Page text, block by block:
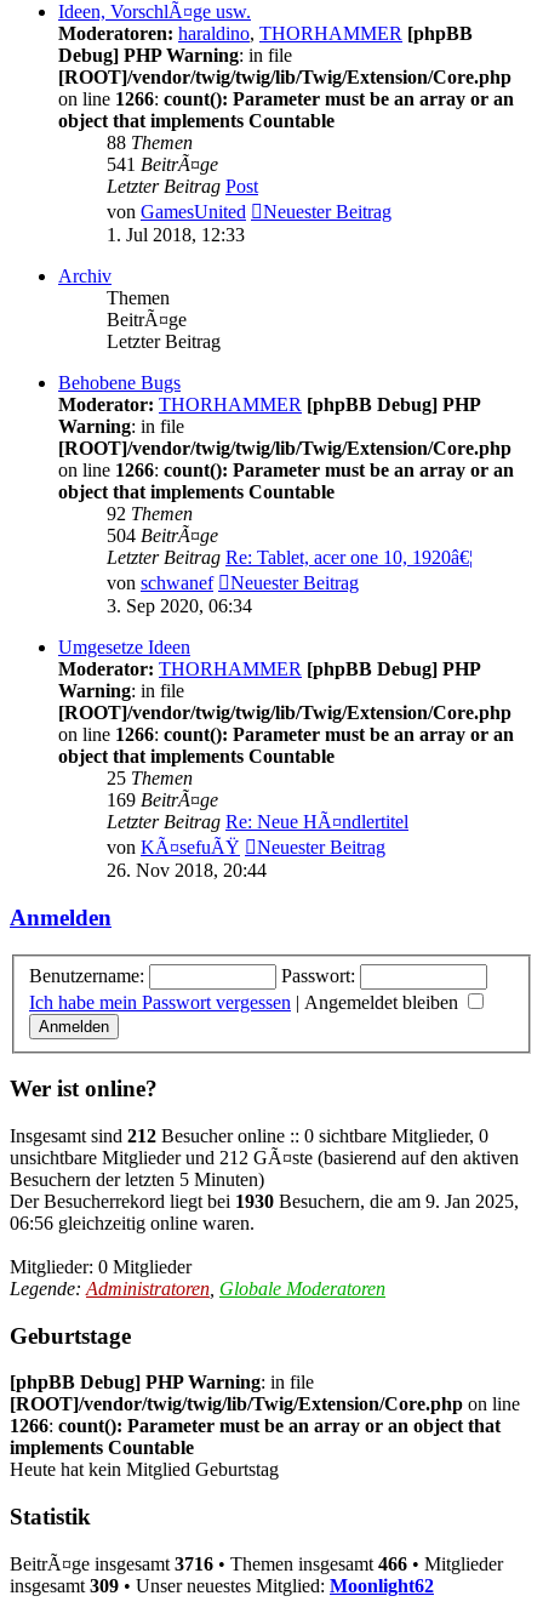
Ideen, VorschlÃ¤ge usw.
Moderatoren: haraldino, THORHAMMER [phpBB
Debug] PHP Warning: in file
[ROOT]/vendor/twig/twig/lib/Twig/Extension/Core.php
on line 1266: count(): Parameter must be an array or an
object that implements Countable
88 Themen
541 BeitrÃ¤ge
Letzter Beitrag Post
von GamesUnited
Neuester Beitrag
1. Jul 2018, 12:33
Archiv
Themen
BeitrÃ¤ge
Letzter Beitrag
Behobene Bugs
Moderator: THORHAMMER [phpBB Debug] PHP
Warning: in file
[ROOT]/vendor/twig/twig/lib/Twig/Extension/Core.php
on line 1266: count(): Parameter must be an array or an
object that implements Countable
92 Themen
504 BeitrÃ¤ge
Letzter Beitrag Re: Tablet, acer one 10, 1920â€¦
von schwanef
Neuester Beitrag
3. Sep 2020, 06:34
Umgesetze Ideen
Moderator: THORHAMMER [phpBB Debug] PHP
Warning: in file
[ROOT]/vendor/twig/twig/lib/Twig/Extension/Core.php
on line 1266: count(): Parameter must be an array or an
object that implements Countable
25 Themen
169 BeitrÃ¤ge
Letzter Beitrag Re: Neue HÃ¤ndlertitel
von KÃ¤sefuÃŸ
Neuester Beitrag
26. Nov 2018, 20:44
Anmelden
Benutzername:
Passwort:
Ich habe mein Passwort vergessen | Angemeldet bleiben
Wer ist online?
Insgesamt sind 212 Besucher online :: 0 sichtbare Mitglieder, 0
unsichtbare Mitglieder und 212 GÃ¤ste (basierend auf den aktiven
Besuchern der letzten 5 Minuten)
Der Besucherrekord liegt bei 1930 Besuchern, die am 9. Jan 2025,
06:56 gleichzeitig online waren.
Mitglieder: 0 Mitglieder
Legende: Administratoren Globale Moderatoren
Geburtstage
[phpBB Debug] PHP Warning: in file
[ROOT]/vendor/twig/twig/lib/Twig/Extension/Core.php on line
1266: count(): Parameter must be an array or an object that
implements Countable
Heute hat kein Mitglied Geburtstag
Statistik
BeitrÃ¤ge insgesamt 3716 • Themen insgesamt 466 • Mitglieder
insgesamt 309 • Unser neuestes Mitglied: Moonlight62